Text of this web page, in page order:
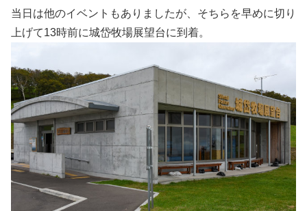
当日は他のイベントもありましたが、そちらを早めに切り
上げて13時前に城岱牧場展望台に到着。